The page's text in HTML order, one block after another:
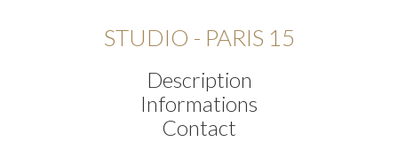
STUDIO - PARIS 15
Description
Informations
Contact